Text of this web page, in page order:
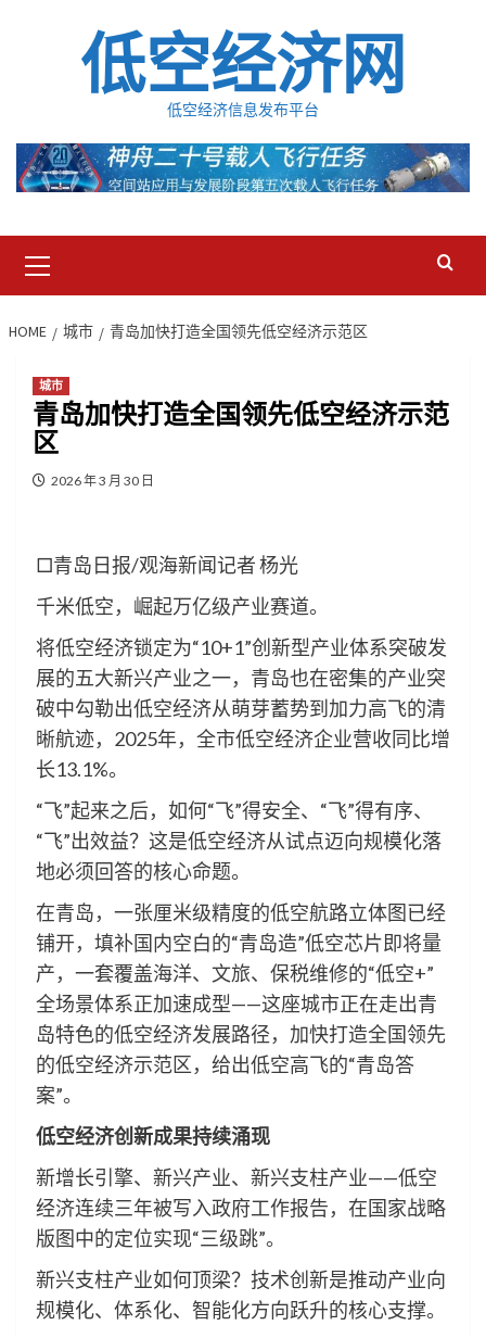
低空经济网
低空经济信息发布平台
Menu
HOME 城市 青岛加快打造全国领先低空经济示范区
城市
青岛加快打造全国领先低空经济示范
区
2026 年 3 月 30 日
□青岛日报/观海新闻记者 杨光
千米低空，崛起万亿级产业赛道。
将低空经济锁定为“10+1”创新型产业体系突破发
展的五大新兴产业之一，青岛也在密集的产业突
破中勾勒出低空经济从萌芽蓄势到加力高飞的清
晰航迹，2025年，全市低空经济企业营收同比增
长13.1%。
“飞”起来之后，如何“飞”得安全、“飞”得有序、
“飞”出效益？这是低空经济从试点迈向规模化落
地必须回答的核心命题。
在青岛，一张厘米级精度的低空航路立体图已经
铺开，填补国内空白的“青岛造”低空芯片即将量
产，一套覆盖海洋、文旅、保税维修的“低空+”
全场景体系正加速成型——这座城市正在走出青
岛特色的低空经济发展路径，加快打造全国领先
的低空经济示范区，给出低空高飞的“青岛答
案”。
低空经济创新成果持续涌现
新增长引擎、新兴产业、新兴支柱产业——低空
经济连续三年被写入政府工作报告，在国家战略
版图中的定位实现“三级跳”。
新兴支柱产业如何顶梁？技术创新是推动产业向
规模化、体系化、智能化方向跃升的核心支撑。